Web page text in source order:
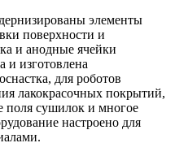
элементы
поверхности и
и анодные ячейки
и изготовлена
для роботов
лакокрасочных покрытий,
поля сушилок и многое
настроено для